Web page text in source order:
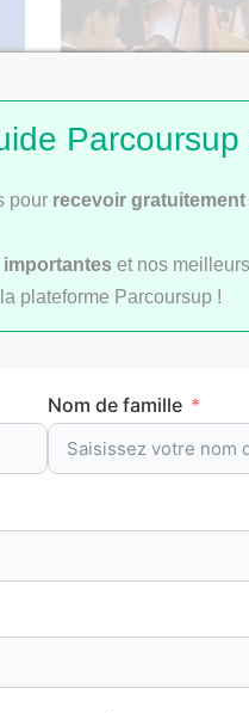
Bac 2026 :
les rattrapages ?
clés à maîtriser pour
Parcoursup
pour recevoir
et nos
plateforme Parcoursup !
Nom de famille